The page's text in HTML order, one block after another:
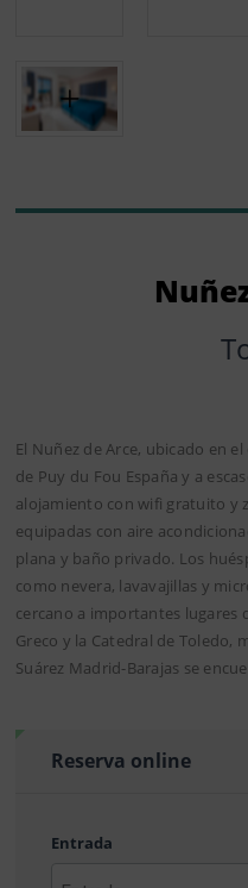
El Nuñez de Arce, ubicado en
de Puy du Fou España y a
alojamiento con wifi gratuito y
equipadas con aire
plana y baño privado. Los
como nevera, lavavajillas y
cercano a importantes lugares
Greco y la Catedral de Toledo,
Suárez Madrid-Barajas se
Reserva online
Entrada